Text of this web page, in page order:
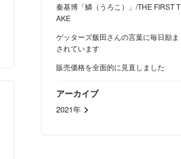
秦基博「鱗（うろこ）」/THE FIRST T
AKE
ゲッターズ飯田さんの言葉に毎日励ま
されています
販売価格を全面的に見直しました
アーカイブ
2021年